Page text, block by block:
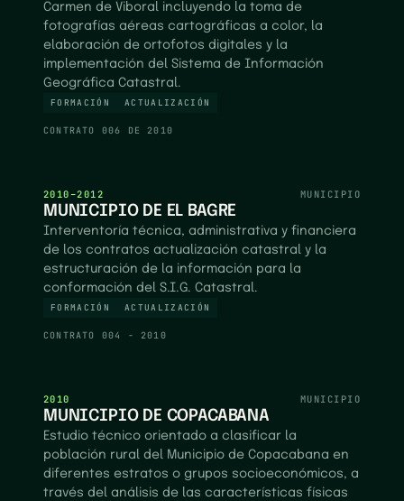
Carmen de Viboral incluyendo la toma de
fotografías aéreas cartográficas a color, la
elaboración de ortofotos digitales y la
implementación del Sistema de Información
Geográfica Catastral.
FORMACIÓN ACTUALIZACIÓN
CONTRATO 006 DE 2010
2010–2012 MUNICIPIO
MUNICIPIO DE EL BAGRE
Interventoría técnica, administrativa y financiera
de los contratos actualización catastral y la
estructuración de la información para la
conformación del S.I.G. Catastral.
FORMACIÓN ACTUALIZACIÓN
CONTRATO 004 - 2010
2010 MUNICIPIO
MUNICIPIO DE COPACABANA
Estudio técnico orientado a clasificar la
población rural del Municipio de Copacabana en
diferentes estratos o grupos socioeconómicos, a
través del análisis de las características físicas